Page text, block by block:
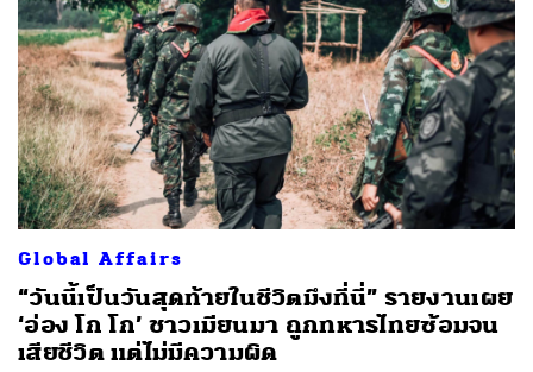
Global Affairs
“วันนี้เป็นวันสุดท้ายในชีวิตมึงที่นี่” รายงานเผย
‘อ่อง โก โก’ ชาวเมียนมา ถูกทหารไทยซ้อมจน
เสียชีวิต แต่ไม่มีความผิด
SHARE TWEET LINE EMAIL